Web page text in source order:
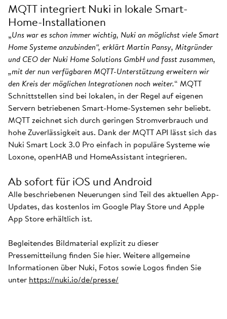
MQTT integriert Nuki in lokale Smart-
Home-Installationen
„Uns war es schon immer wichtig, Nuki an möglichst viele Smart
Home Systeme anzubinden“, erklärt Martin Pansy, Mitgründer
und CEO der Nuki Home Solutions GmbH und fasst zusammen,
„mit der nun verfügbaren MQTT-Unterstützung erweitern wir
den Kreis der möglichen Integrationen noch weiter.“ MQTT
Schnittstellen sind bei lokalen, in der Regel auf eigenen
Servern betriebenen Smart-Home-Systemen sehr beliebt.
MQTT zeichnet sich durch geringen Stromverbrauch und
hohe Zuverlässigkeit aus. Dank der MQTT API lässt sich das
Nuki Smart Lock 3.0 Pro einfach in populäre Systeme wie
Loxone, openHAB und HomeAssistant integrieren.
Ab sofort für iOS und Android
Alle beschriebenen Neuerungen sind Teil des aktuellen App-
Updates, das kostenlos im Google Play Store und Apple
App Store erhältlich ist.
Begleitendes Bildmaterial explizit zu dieser
Pressemitteilung finden Sie hier. Weitere allgemeine
Informationen über Nuki, Fotos sowie Logos finden Sie
unter https://nuki.io/de/presse/